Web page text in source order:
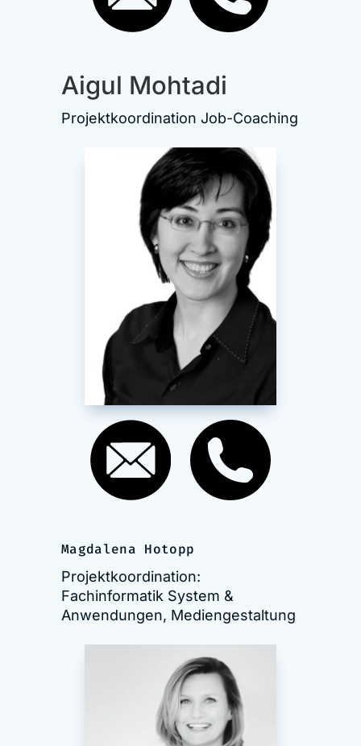
Aigul Mohtadi
Projektkoordination Job-Coaching
Magdalena Hotopp
Projektkoordination:
Fachinformatik System &
Anwendungen, Mediengestaltung